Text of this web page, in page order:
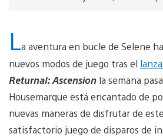
La aventura en bucle de Selene
nuevos modos de juego tras el
Returnal: Ascension la semana
Housemarque está encantado de
nuevas maneras de disfrutar de
satisfactorio juego de disparos de